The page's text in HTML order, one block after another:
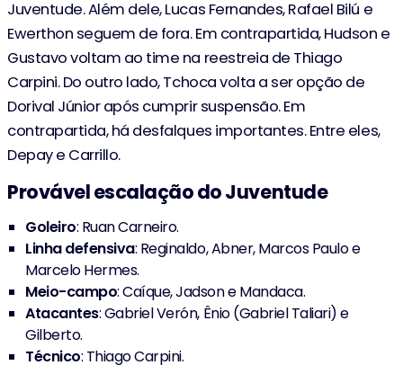
76'
Charles
Raniele
76'
Á. Romero
Talles Magno
65'
D. Giraldo
Caíque Gonçalves
Matheus Bidu
Juventude. Além dele, Lucas Fernandes, Rafael Bilú e
Ewerthon seguem de fora. Em contrapartida, Hudson e
Gustavo voltam ao time na reestreia de Thiago
Carpini. Do outro lado, Tchoca volta a ser opção de
Dorival Júnior após cumprir suspensão. Em
contrapartida, há desfalques importantes. Entre eles,
Depay e Carrillo.
Provável escalação do Juventude
Goleiro: Ruan Carneiro.
Linha defensiva: Reginaldo, Abner, Marcos Paulo e
Marcelo Hermes.
Meio-campo: Caíque, Jadson e Mandaca.
Atacantes: Gabriel Verón, Ênio (Gabriel Taliari) e
Gilberto.
Técnico: Thiago Carpini.